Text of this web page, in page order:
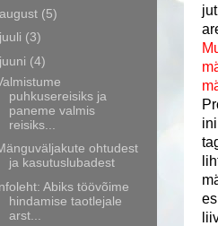
august (5)
juuli (3)
juuni (4)
puhkusereisiks ja
paneme valmis
reisiks...
ohtudest
ja kasutuslubadest
Abiks töövõime
hindamise taotlejale
arst...